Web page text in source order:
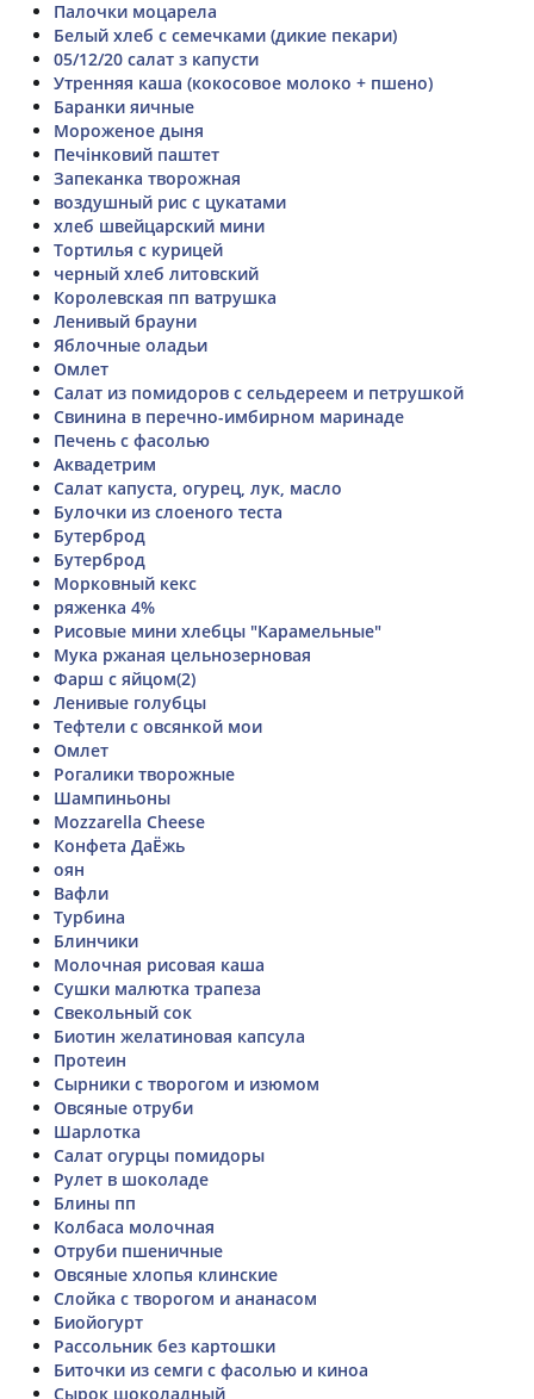
Палочки моцарела
Белый хлеб с семечками (дикие пекари)
05/12/20 салат з капусти
Утренняя каша (кокосовое молоко + пшено)
Баранки яичные
Мороженое дыня
Печінковий паштет
Запеканка творожная
воздушный рис с цукатами
хлеб швейцарский мини
Тортилья с курицей
черный хлеб литовский
Королевская пп ватрушка
Ленивый брауни
Яблочные оладьи
Омлет
Салат из помидоров с сельдереем и петрушкой
Свинина в перечно-имбирном маринаде
Печень с фасолью
Аквадетрим
Салат капуста, огурец, лук, масло
Булочки из слоеного теста
Бутерброд
Бутерброд
Морковный кекс
ряженка 4%
Рисовые мини хлебцы "Карамельные"
Мука ржаная цельнозерновая
Фарш с яйцом(2)
Ленивые голубцы
Тефтели с овсянкой мои
Омлет
Рогалики творожные
Шампиньоны
Mozzarella Cheese
Конфета ДаЁжь
оян
Вафли
Турбина
Блинчики
Молочная рисовая каша
Сушки малютка трапеза
Свекольный сок
Биотин желатиновая капсула
Протеин
Сырники с творогом и изюмом
Овсяные отруби
Шарлотка
Салат огурцы помидоры
Рулет в шоколаде
Блины пп
Колбаса молочная
Отруби пшеничные
Овсяные хлопья клинские
Слойка с творогом и ананасом
Биойогурт
Рассольник без картошки
Биточки из семги с фасолью и киноа
Сырок шоколадный